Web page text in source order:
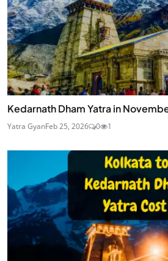
Kedarnath Dham Yatra in
Yatra GyanFeb 25, 2026 0 1